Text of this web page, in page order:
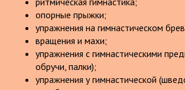
опорные прыжки;
упражнения на гимнастическом
вращения и махи;
упражнения с гимнастическими
обручи, палки);
упражнения у гимнастической